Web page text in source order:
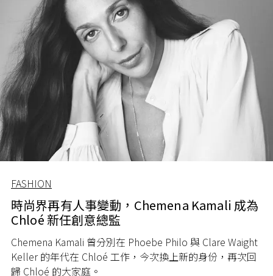
FASHION
時尚界再有人事變動，Chemena Kamali 成為
Chloé 新任創意總監
Chemena Kamali 曾分別在 Phoebe Philo 與 Clare Waight
Keller 的年代在 Chloé 工作，今次換上新的身份，再次回
歸 Chloé 的大家庭。